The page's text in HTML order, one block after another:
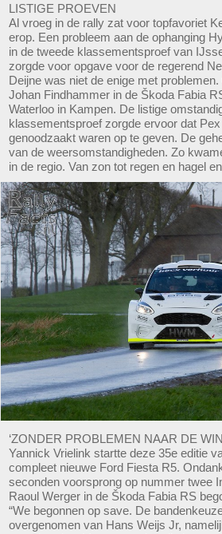
LISTIGE PROEVEN
Al vroeg in de rally zat voor topfavoriet
erop. Een probleem aan de ophanging
in de tweede klassementsproef van
zorgde voor opgave voor de regerend
Deijne was niet de enige met
Johan Findhammer in de Škoda Fabia
Waterloo in Kampen. De listige
klassementsproef zorgde ervoor dat
genoodzaakt waren op te geven. De
van de weersomstandigheden. Zo
in de regio. Van zon tot regen en hagel
‘ZONDER PROBLEMEN NAAR DE
Yannick Vrielink startte deze 35e editie
compleet nieuwe Ford Fiesta R5.
seconden voorsprong op nummer twee
Raoul Werger in de Škoda Fabia RS
“We begonnen op save. De
overgenomen van Hans Weijs Jr,